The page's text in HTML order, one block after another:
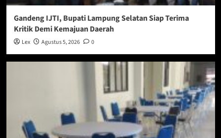
Gandeng IJTI, Bupati Lampung Selatan Siap Terima
Kritik Demi Kemajuan Daerah
Lex Agustus 5, 2026 0